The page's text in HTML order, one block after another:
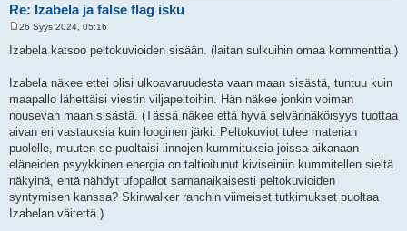
Re: Izabela ja false flag isku
e
i
26 Syys 2024, 05:16
Izabela katsoo peltokuvioiden sisään. (laitan sulkuihin omaa kommenttia.)
Izabela näkee ettei olisi ulkoavaruudesta vaan maan sisästä, tuntuu kuin
maapallo lähettäisi viestin viljapeltoihin. Hän näkee jonkin voiman
nousevan maan sisästä. (Tässä näkee että hyvä selvännäköisyys tuottaa
aivan eri vastauksia kuin looginen järki. Peltokuviot tulee materian
puolelle, muuten se puoltaisi linnojen kummituksia joissa aikanaan
eläneiden psyykkinen energia on taltioitunut kiviseiniin kummitellen sieltä
näkyinä, entä nähdyt ufopallot samanaikaisesti peltokuvioiden
syntymisen kanssa? Skinwalker ranchin viimeiset tutkimukset puoltaa
Izabelan väitettä.)